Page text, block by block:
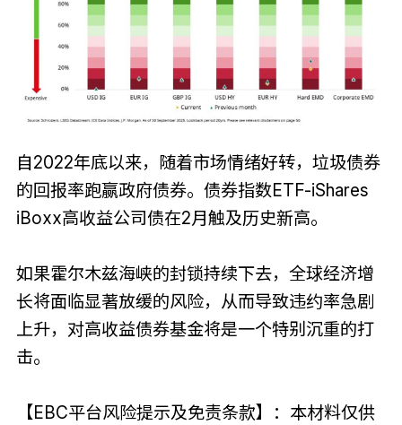
自2022年底以来，随着市场情绪好转，垃圾债券
的回报率跑赢政府债券。债券指数ETF-iShares
iBoxx高收益公司债在2月触及历史新高。
如果霍尔木兹海峡的封锁持续下去，全球经济增
长将面临显著放缓的风险，从而导致违约率急剧
上升，对高收益债券基金将是一个特别沉重的打
击。
【EBC平台风险提示及免责条款】：本材料仅供